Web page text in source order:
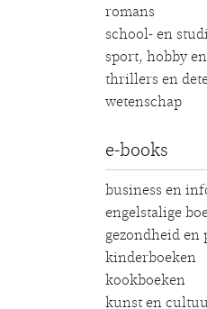
romans
school- en
sport, hobby
thrillers en
wetenschap
e-books
business en
engelstalige
gezondheid en
kinderboeken
kookboeken
kunst en